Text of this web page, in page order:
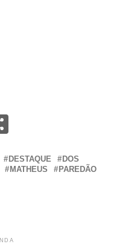
Share
DESTAQUE
DOS
MATHEUS
PAREDÃO